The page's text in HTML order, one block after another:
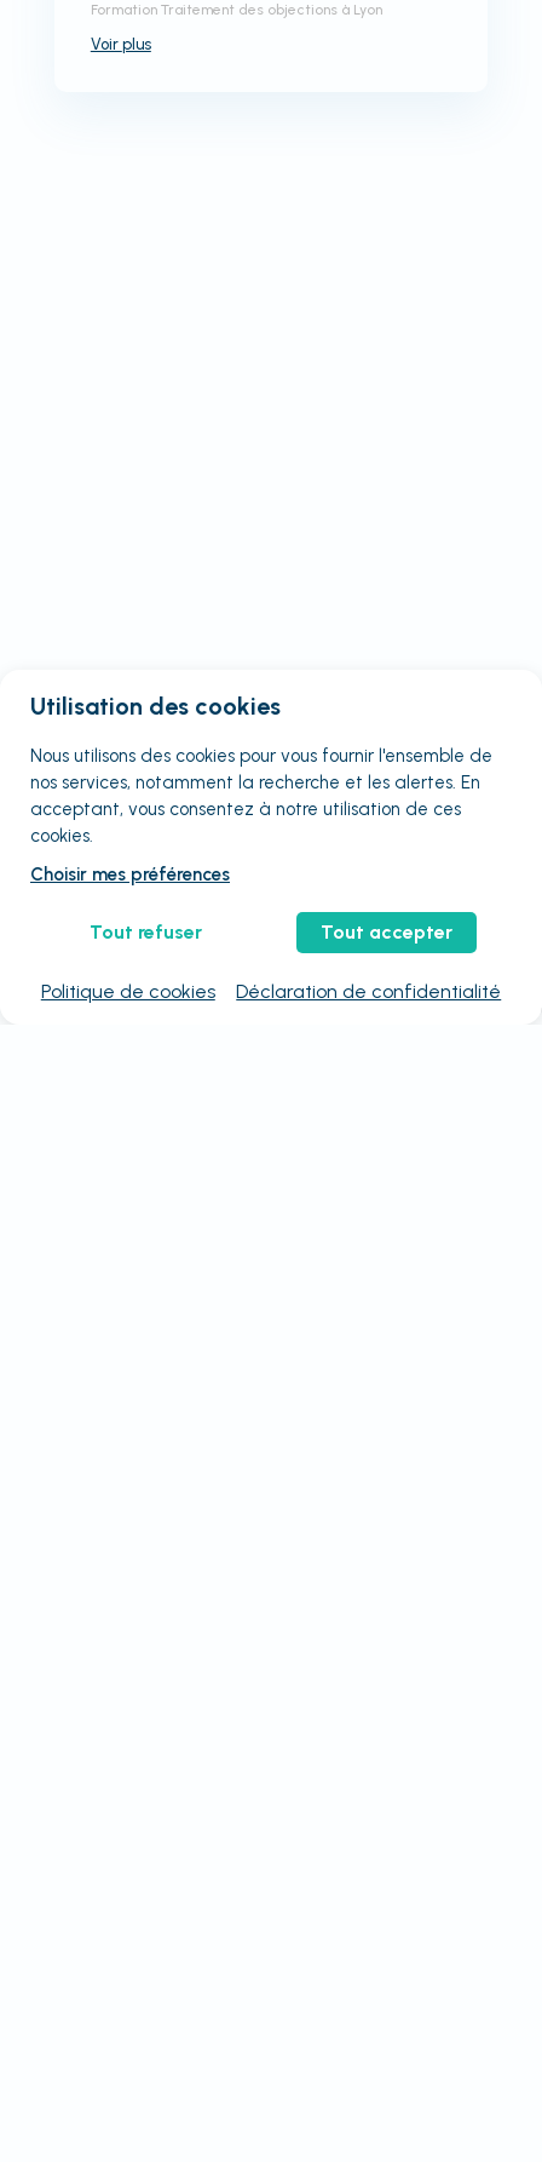
Formation Traitement des objections à Lyon
Voir plus
Utilisation des cookies
Nous utilisons des cookies pour vous fournir l'ensemble de
nos services, notamment la recherche et les alertes. En
acceptant, vous consentez à notre utilisation de ces
cookies.
Choisir mes préférences
Tout refuser Tout accepter
Politique de cookies Déclaration de confidentialité